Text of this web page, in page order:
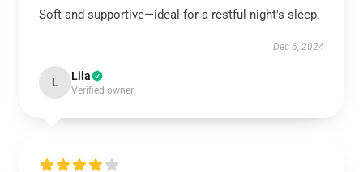
Soft and supportive—ideal for a restful night's sleep.
Dec 6, 2024
L Lila
Verified owner